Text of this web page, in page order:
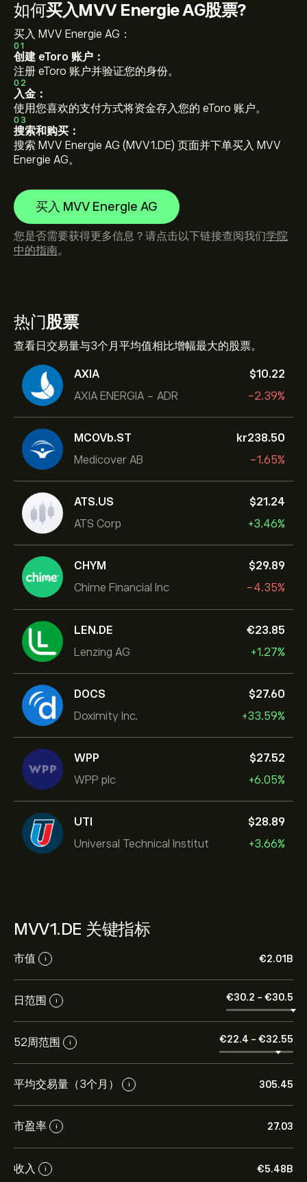
热门股票
查看日交易量与3个月平均值相比增幅最大的股票。
AXIA
AXIA ENERGIA - ADR
‎$‎10.22
-2.39%
MCOVb.ST
Medicover AB
‎kr‎238.50
-1.65%
ATS.US
ATS Corp
‎$‎21.24
+3.46%
CHYM
Chime Financial Inc
‎$‎29.89
-4.35%
LEN.DE
Lenzing AG
‎€‎23.85
+1.27%
DOCS
Doximity Inc.
‎$‎27.60
+33.59%
WPP
WPP plc
‎$‎27.52
+6.05%
UTI
Universal Technical Institut
‎$‎28.89
+3.66%
MVV1.DE 关键指标
市值 i ‎€‎2.01B
日范围 i ‎€‎30.2 - ‎€‎30.5
52周范围 i ‎€‎22.4 - ‎€‎32.55
平均交易量（3个月） i 305.45
市盈率 i 27.03
收入 i ‎€‎5.48B
如何买入MVV Energie AG股票?
买入 MVV Energie AG：
01
创建 eToro 账户：
注册 eToro 账户并验证您的身份。
02
入金：
使用您喜欢的支付方式将资金存入您的 eToro 账户。
03
搜索和购买：
搜索 MVV Energie AG (MVV1.DE) 页面并下单买入 MVV
Energie AG。
买入 MVV Energie AG
您是否需要获得更多信息？请点击以下链接查阅我们学院
中的指南。